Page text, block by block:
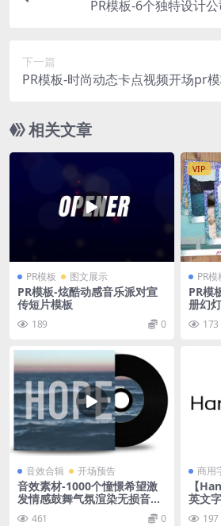
PR模板-6个独特设计
下一篇
PR模板-时尚动态卡点视频开场pr
相关文章
PR模板 图文展示
PR模板-炫酷动感音乐派对宣
传短片模板
189 0
VIP
PR模
PR模
册幻
173
音效合辑 开场预告
音效素材-1000个憧憬希望激
发情感鼓舞气氛渲染无损音效
Hope
461 0
商用
【
英文
197